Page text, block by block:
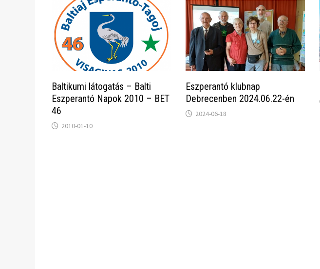
Baltikumi látogatás – Balti
Eszperantó Napok 2010 – BET
46
2010-01-10
Eszperantó klubnap
Debrecenben 2024.06.22-én
2024-06-18